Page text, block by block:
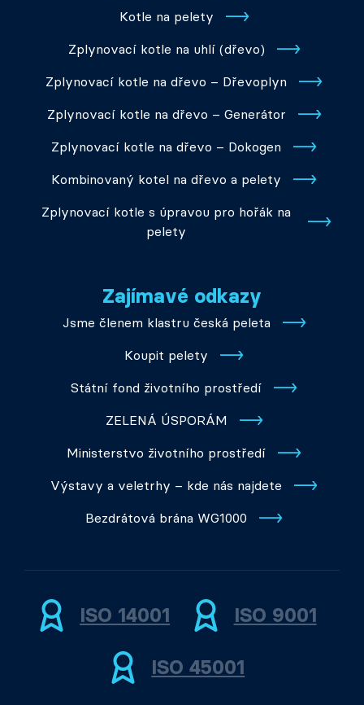
Kotle na pelety
Zplynovací kotle na uhlí (dřevo)
Zplynovací kotle na dřevo – Dřevoplyn
Zplynovací kotle na dřevo – Generátor
Zplynovací kotle na dřevo – Dokogen
Kombinovaný kotel na dřevo a pelety
Zplynovací kotle s úpravou pro hořák na
pelety
Zajímavé odkazy
Jsme členem klastru česká peleta
Koupit pelety
Státní fond životního prostředí
ZELENÁ ÚSPORÁM
Ministerstvo životního prostředí
Výstavy a veletrhy – kde nás najdete
Bezdrátová brána WG1000
ISO 14001 ISO 9001
ISO 45001